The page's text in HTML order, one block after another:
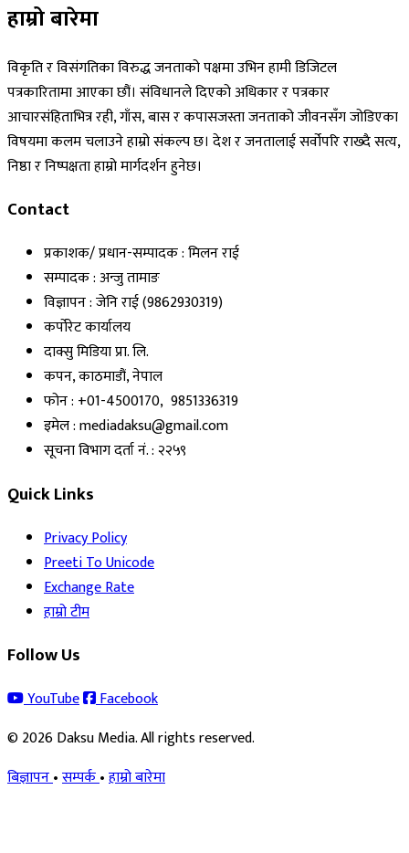
हाम्रो बारेमा
विकृति र विसंगतिका विरुद्ध जनताको पक्षमा उभिन हामी डिजिटल
पत्रकारितामा आएका छौं। संविधानले दिएको अधिकार र पत्रकार
आचारसंहिताभित्र रही, गाँस, बास र कपासजस्ता जनताको जीवनसँग जोडिएका
विषयमा कलम चलाउने हाम्रो संकल्प छ। देश र जनतालाई सर्वोपरि राख्दै सत्य,
निष्ठा र निष्पक्षता हाम्रो मार्गदर्शन हुनेछ।
Contact
प्रकाशक/ प्रधान-सम्पादक : मिलन राई
सम्पादक : अन्जु तामाङ
विज्ञापन : जेनि राई (9862930319)
कर्पोरेट कार्यालय
दाक्सु मिडिया प्रा. लि.
कपन, काठमाडौं, नेपाल
फोन : +01-4500170, 9851336319
इमेल : mediadaksu@gmail.com
सूचना विभाग दर्ता नं. : २२५९
Quick Links
Privacy Policy
Preeti To Unicode
Exchange Rate
हाम्रो टीम
Follow Us
YouTube
Facebook
© 2026 Daksu Media. All rights reserved.
बिज्ञापन•सम्पर्क•हाम्रो बारेमा